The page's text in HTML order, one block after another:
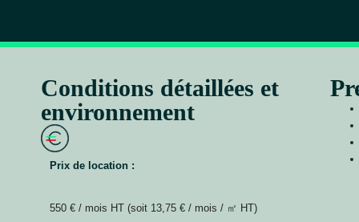
Conditions détaillées et
environnement
Prix de location :
550 € / mois HT (soit 13,75 € / mois / ㎡ HT)